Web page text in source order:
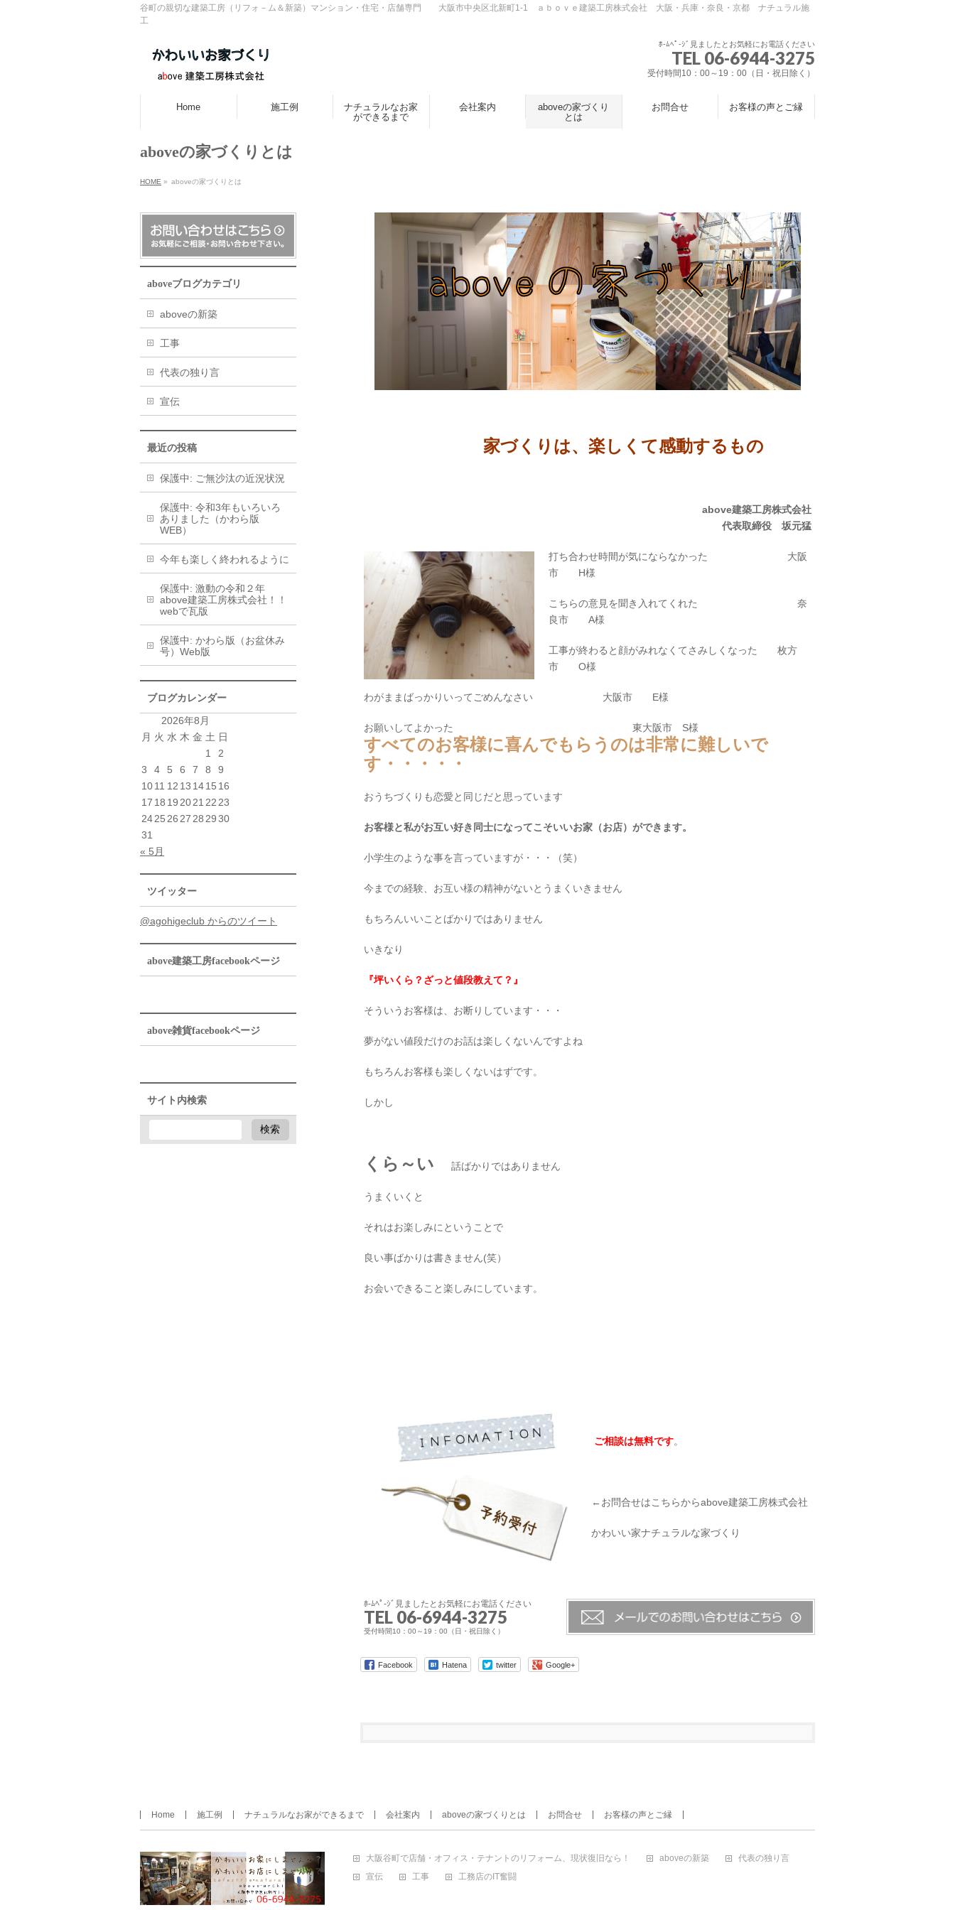
谷町の親切な建築工房（リフォ－ム＆新築）マンション・住宅・店舗専門 大阪市中央区北新町1-1 ａｂｏｖｅ建築工房株式会社 大阪・兵庫・奈良・京都 ナチュラル施
工
ﾎ-ﾑﾍﾟ-ｼﾞ見ましたとお気軽にお電話ください
TEL 06-6944-3275
受付時間10：00～19：00（日・祝日除く）
Home 施工例
ナチュラルなお家
ができるまで
会社案内
aboveの家づくり
とは
お問合せ お客様の声とご縁
aboveの家づくりとは
HOME » aboveの家づくりとは
家づくりは、楽しくて感動するもの
above建築工房株式会社
代表取締役 坂元猛
打ち合わせ時間が気にならなかった 大阪
市 H様
こちらの意見を聞き入れてくれた 奈
良市 A様
工事が終わると顔がみれなくてさみしくなった 枚方
市 O様
わがままばっかりいってごめんなさい 大阪市 E様
お願いしてよかった 東大阪市 S様
すべてのお客様に喜んでもらうのは非常に難しいで
す・・・・・
おうちづくりも恋愛と同じだと思っています
お客様と私がお互い好き同士になってこそいいお家（お店）ができます。
小学生のような事を言っていますが・・・（笑）
今までの経験、お互い様の精神がないとうまくいきません
もちろんいいことばかりではありません
いきなり
『坪いくら？ざっと値段教えて？』
そういうお客様は、お断りしています・・・
夢がない値段だけのお話は楽しくないんですよね
もちろんお客様も楽しくないはずです。
しかし
くら～い 話ばかりではありません
うまくいくと
それはお楽しみにということで
良い事ばかりは書きません(笑）
お会いできること楽しみにしています。
ご相談は無料です。
←お問合せはこちらからabove建築工房株式会社
かわいい家ナチュラルな家づくり
ﾎ-ﾑﾍﾟ-ｼﾞ見ましたとお気軽にお電話ください
TEL 06-6944-3275
受付時間10：00～19：00（日・祝日除く）
Facebook Hatena twitter Google+
aboveブログカテゴリ
aboveの新築
工事
代表の独り言
宣伝
最近の投稿
保護中: ご無沙汰の近況状況
保護中: 令和3年もいろいろ
ありました（かわら版
WEB）
今年も楽しく終われるように
保護中: 激動の令和２年
above建築工房株式会社！！
webで瓦版
保護中: かわら版（お盆休み
号）Web版
ブログカレンダー
2026年8月
月 火 水 木 金 土 日
1
2
3
4 5 6 7 8
9
1011 12 13 1415 16
17 18 19 2021 22 23
2425 26 27 28 2930
31
« 5月
ツイッター
@agohigeclub からのツイート
above建築工房facebookページ
above雑貨facebookページ
サイト内検索
Home 施工例 ナチュラルなお家ができるまで 会社案内 aboveの家づくりとは お問合せ お客様の声とご縁
大阪谷町で店舗・オフィス・テナントのリフォーム、現状復旧なら！ aboveの新築
代表の独り言
宣伝
工事 工務店のIT奮闘